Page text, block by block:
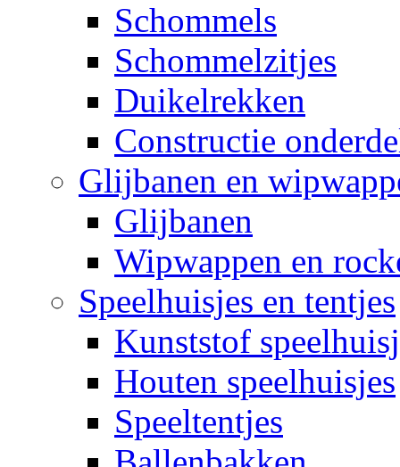
Schommels
Schommelzitjes
Duikelrekken
Constructie
Glijbanen en
Glijbanen
Wipwappen en
Speelhuisjes en tentjes
Kunststof
Houten speelhuisjes
Speeltentjes